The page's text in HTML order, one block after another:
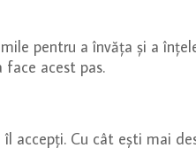
pentru a învăța și a
acest pas.
accepți. Cu cât ești mai